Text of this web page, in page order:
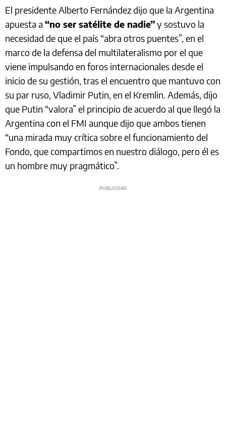
El presidente Alberto Fernández dijo que la Argentina
apuesta a “no ser satélite de nadie”y sostuvo la
necesidad de que el país “abra otros puentes”, en el
marco de la defensa del multilateralismo por el que
viene impulsando en foros internacionales desde el
inicio de su gestión, tras el encuentro que mantuvo con
su par ruso, Vladimir Putin, en el Kremlin. Además, dijo
que Putin “valora” el principio de acuerdo al que llegó la
Argentina con el FMI aunque dijo que ambos tienen
“una mirada muy crítica sobre el funcionamiento del
Fondo, que compartimos en nuestro diálogo, pero él es
un hombre muy pragmático”.